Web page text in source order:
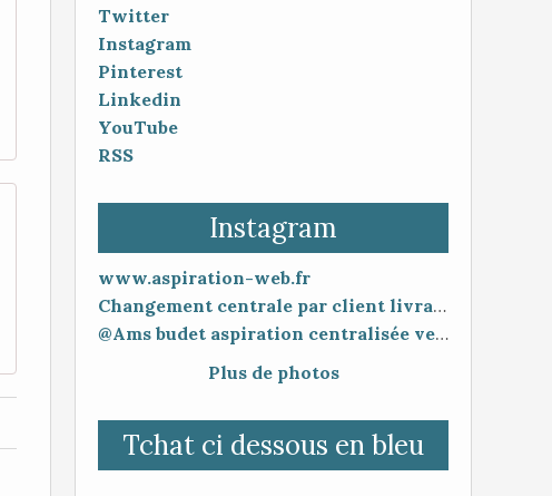
Twitter
Instagram
Pinterest
Linkedin
YouTube
RSS
Instagram
www.aspiration-web.fr
Changement centrale par client livraison 48h mise en service 30 minutes
@Ams budet aspiration centralisée vente en ligne www.aspiration-web.fr
Plus de photos
Tchat ci dessous en bleu